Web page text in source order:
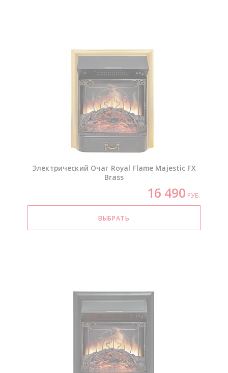
Электрический Очаг Royal Flame Majestic FX
Brass
16 490 РУБ.